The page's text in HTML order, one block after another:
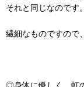
それと同じなのです。
繊細なものですので
◎身体に優しく、虹